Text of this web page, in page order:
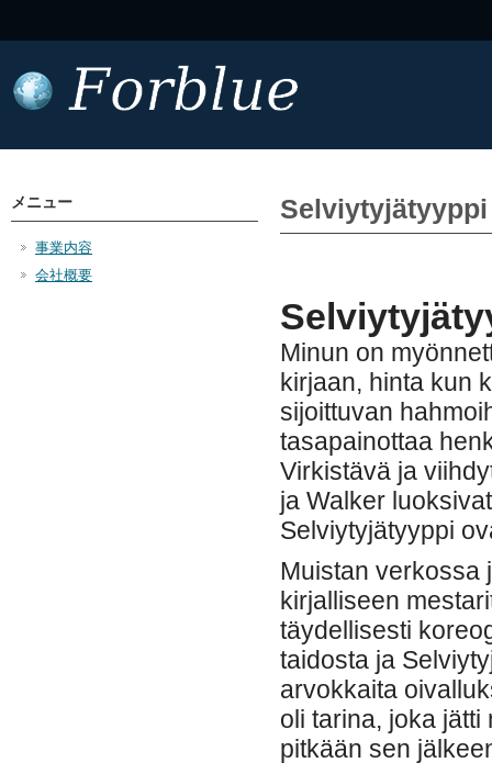
Selviytyjätyyppi
Minun on
kirjaan, hinta kun
sijoittuvan
tasapainottaa
Virkistävä ja
ja Walker
Selviytyjätyyppi
Muistan verkossa
kirjalliseen
täydellisesti
taidosta ja
arvokkaita
oli tarina, joka
pitkään sen
メニュー
事業内容
会社概要